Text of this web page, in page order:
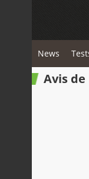
News
Avis